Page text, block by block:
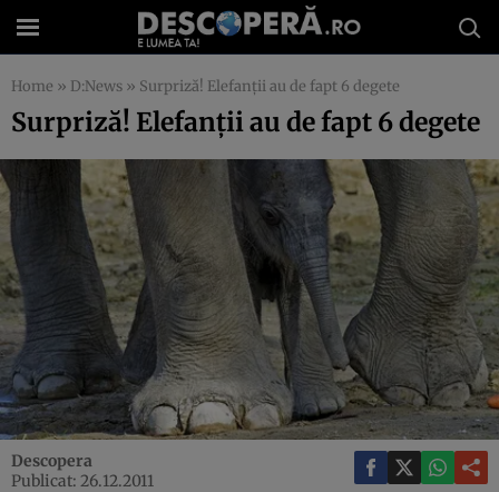
Home » D:News » Surpriză! Elefanţii au de fapt 6 degete
Surpriză! Elefanţii au de fapt 6 degete
Descopera
Publicat: 26.12.2011